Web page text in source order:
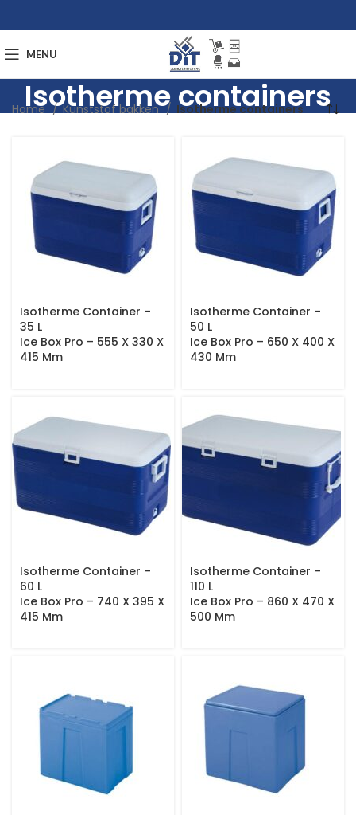
MENU
Isotherme containers
Home Kunststof bakken Isotherme containers
Isotherme Container –
35 L
Ice Box Pro – 555 X 330 X
415 Mm
Isotherme Container –
50 L
Ice Box Pro – 650 X 400 X
430 Mm
Isotherme Container –
60 L
Ice Box Pro – 740 X 395 X
415 Mm
Isotherme Container –
110 L
Ice Box Pro – 860 X 470 X
500 Mm